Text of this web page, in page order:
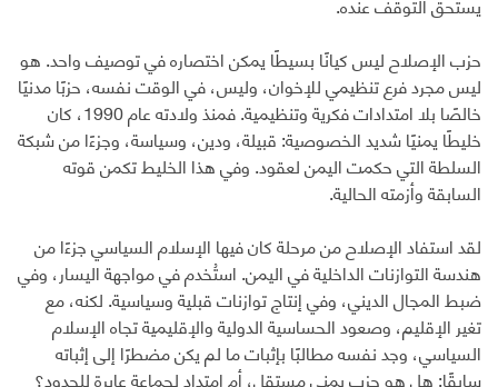
حزب الإصلاح ليس كيانًا بسيطًا يمكن اختصاره في توصيف واحد. هو
ليس مجرد فرع تنظيمي للإخوان، وليس، في الوقت نفسه، حزبًا مدنيًا
خالصًا بلا امتدادات فكرية وتنظيمية. فمنذ ولادته عام 1990، كان
خليطًا يمنيًا شديد الخصوصية: قبيلة، ودين، وسياسة، وجزءًا من شبكة
السلطة التي حكمت اليمن لعقود. وفي هذا الخليط تكمن قوته
السابقة وأزمته الحالية.
لقد استفاد الإصلاح من مرحلة كان فيها الإسلام السياسي جزءًا من
هندسة التوازنات الداخلية في اليمن. استُخدم في مواجهة اليسار، وفي
ضبط المجال الديني، وفي إنتاج توازنات قبلية وسياسية. لكنه، مع
تغير الإقليم، وصعود الحساسية الدولية والإقليمية تجاه الإسلام
السياسي، وجد نفسه مطالبًا بإثبات ما لم يكن مضطرًا إلى إثباته
سابقًا: هل هو حزب يمني مستقل، أم امتداد لجماعة عابرة للحدود؟